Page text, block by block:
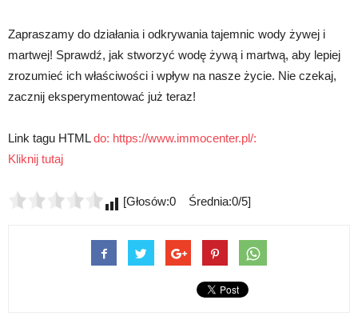
Zapraszamy do działania i odkrywania tajemnic wody żywej i
martwej! Sprawdź, jak stworzyć wodę żywą i martwą, aby lepiej
zrozumieć ich właściwości i wpływ na nasze życie. Nie czekaj,
zacznij eksperymentować już teraz!
Link tagu HTMLdo: https://www.immocenter.pl/:
Kliknij tutaj
[Głosów:0 Średnia:0/5]